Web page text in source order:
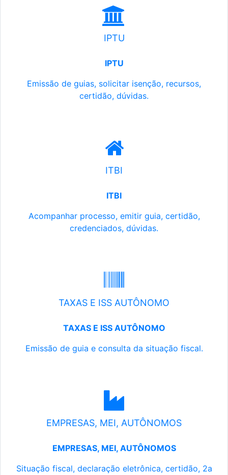
IPTU
IPTU
Emissão de guias, solicitar isenção, recursos,
certidão, dúvidas.
ITBI
ITBI
Acompanhar processo, emitir guia, certidão,
credenciados, dúvidas.
TAXAS E ISS AUTÔNOMO
TAXAS E ISS AUTÔNOMO
Emissão de guia e consulta da situação fiscal.
EMPRESAS, MEI, AUTÔNOMOS
EMPRESAS, MEI, AUTÔNOMOS
Situação fiscal, declaração eletrônica, certidão, 2a